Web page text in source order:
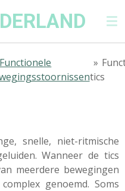
Functionele
»
tics
snelle, niet-ritmische
Wanneer de tics
meerdere bewegingen
genoemd. Soms